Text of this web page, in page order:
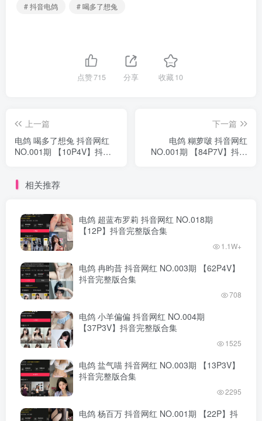
# 抖音电鸽
# 喝多了想兔
点赞715 分享 收藏10
上一篇
电鸽 喝多了想兔 抖音网红
NO.001期 【10P4V】抖音
下一篇
电鸽 糊萝啵 抖音网红
NO.001期 【84P7V】抖音
相关推荐
电鸽 超蓝布罗莉 抖音网红 NO.018期
【12P】抖音完整版合集
1.1W+
电鸽 冉昀昔 抖音网红 NO.003期 【62P4V】
抖音完整版合集
708
电鸽 小羊偏偏 抖音网红 NO.004期
【37P3V】抖音完整版合集
1525
电鸽 盐气喵 抖音网红 NO.003期 【13P3V】
抖音完整版合集
2295
电鸽 杨百万 抖音网红 NO.001期 【22P】抖